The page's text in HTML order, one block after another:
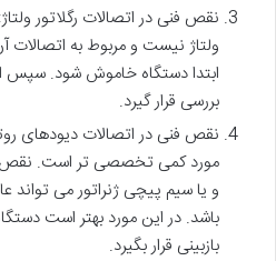
نقص فنی در اتصالات رگلاتور
ولتاژ نیست و مربوط به
ابتدا دستگاه خاموش شود. سپس
بررسی قرار گیرد.
نقص فنی در اتصالات دیودهای
مورد کمی تخصصی تر است. نقص
و یا سیم پیچی ژنراتور می تواند
باشد. در این مورد بهتر است
بازبینی قرار بگیرد.